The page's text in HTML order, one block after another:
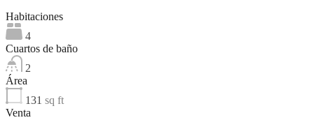
Un’esperienza di gioco completa nasce dall’unione tra tecnologia e
Habitaciones
4
Cuartos de baño
2
Área
131 sq ft
Venta